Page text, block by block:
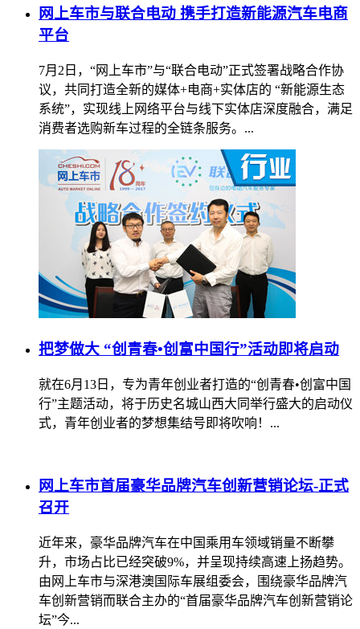
网上车市与联合电动 携手打造新能源汽车电商
平台
7月2日，“网上车市”与“联合电动”正式签署战略合作协
议，共同打造全新的媒体+电商+实体店的 “新能源生态
系统”，实现线上网络平台与线下实体店深度融合，满足
消费者选购新车过程的全链条服务。...
把梦做大 “创青春•创富中国行”活动即将启动
就在6月13日，专为青年创业者打造的“创青春•创富中国
行”主题活动，将于历史名城山西大同举行盛大的启动仪
式，青年创业者的梦想集结号即将吹响！...
网上车市首届豪华品牌汽车创新营销论坛-正式
召开
近年来，豪华品牌汽车在中国乘用车领域销量不断攀
升，市场占比已经突破9%，并呈现持续高速上扬趋势。
由网上车市与深港澳国际车展组委会，围绕豪华品牌汽
车创新营销而联合主办的“首届豪华品牌汽车创新营销论
坛”今...